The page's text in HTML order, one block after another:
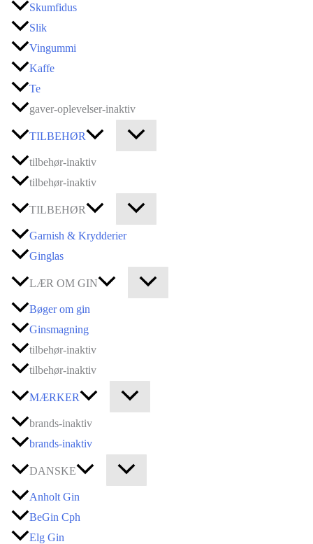
Skumfidus
Slik
Vingummi
Kaffe
Te
gaver-oplevelser-inaktiv
TILBEHØR
tilbehør-inaktiv
tilbehør-inaktiv
TILBEHØR
Garnish & Krydderier
Ginglas
LÆR OM GIN
Bøger om gin
Ginsmagning
tilbehør-inaktiv
tilbehør-inaktiv
MÆRKER
brands-inaktiv
brands-inaktiv
DANSKE
Anholt Gin
BeGin Cph
Elg Gin